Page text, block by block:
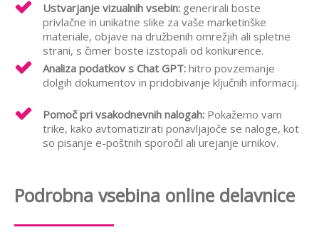
Ustvarjanje vizualnih vsebin: generirali boste
privlačne in unikatne slike za vaše marketinške
materiale, objave na družbenih omrežjih ali spletne
strani, s čimer boste izstopali od konkurence.
Analiza podatkov s Chat GPT: hitro povzemanje
dolgih dokumentov in pridobivanje ključnih informacij.
Pomoč pri vsakodnevnih nalogah: Pokažemo vam
trike, kako avtomatizirati ponavljajoče se naloge, kot
so pisanje e-poštnih sporočil ali urejanje urnikov.
Podrobna vsebina online delavnice